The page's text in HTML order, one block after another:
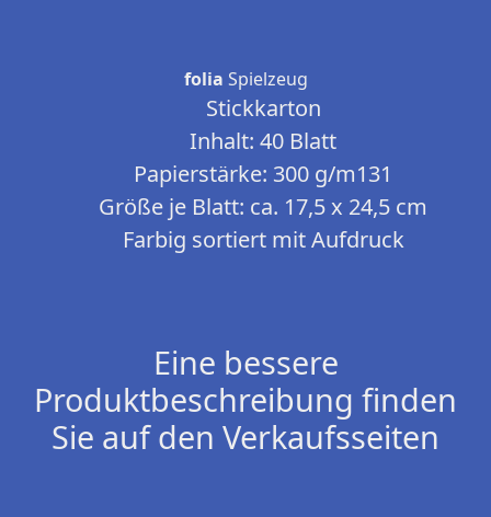
folia Spielzeug
Stickkarton
Inhalt: 40 Blatt
Papierstärke: 300 g/m131
Größe je Blatt: ca. 17,5 x 24,5 cm
Farbig sortiert mit Aufdruck
Eine bessere
Produktbeschreibung finden
Sie auf den Verkaufsseiten